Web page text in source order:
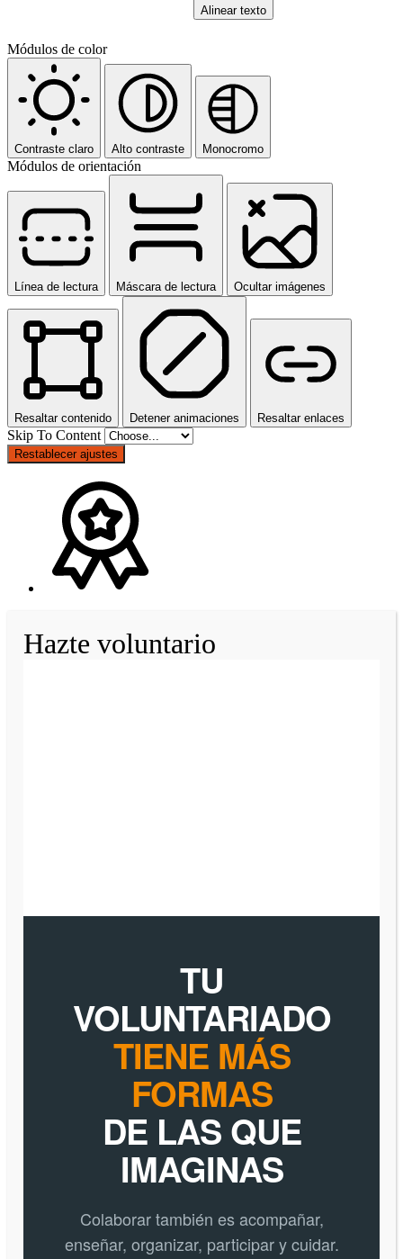
Alinear texto
Módulos de color
Contraste claro Alto contraste Monocromo
Módulos de orientación
Línea de lectura Máscara de lectura Ocultar imágenes
Resaltar contenido Detener animaciones Resaltar enlaces
Skip To Content
Restablecer ajustes
Hazte voluntario
TU
VOLUNTARIADO
TIENE MÁS
FORMAS
DE LAS QUE
IMAGINAS
Colaborar también es acompañar,
enseñar, organizar, participar y cuidar.